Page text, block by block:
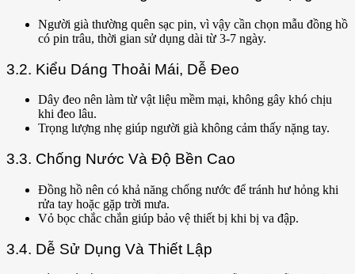
Người già thường quên sạc pin, vì vậy cần chọn mẫu đồng hồ
có pin trâu, thời gian sử dụng dài từ 3-7 ngày.
3.2. Kiểu Dáng Thoải Mái, Dễ Đeo
Dây đeo nên làm từ vật liệu mềm mại, không gây khó chịu
khi đeo lâu.
Trọng lượng nhẹ giúp người già không cảm thấy nặng tay.
3.3. Chống Nước Và Độ Bền Cao
Đồng hồ nên có khả năng chống nước để tránh hư hỏng khi
rửa tay hoặc gặp trời mưa.
Vỏ bọc chắc chắn giúp bảo vệ thiết bị khi bị va đập.
3.4. Dễ Sử Dụng Và Thiết Lập